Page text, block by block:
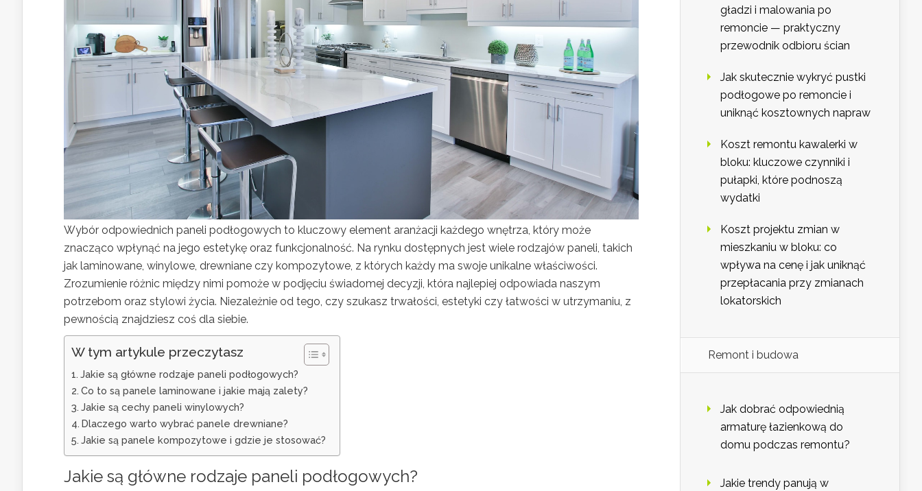
Wybór odpowiednich paneli podłogowych to kluczowy element aranżacji każdego wnętrza, który może
znacząco wpłynąć na jego estetykę oraz funkcjonalność. Na rynku dostępnych jest wiele rodzajów paneli, takich
jak laminowane, winylowe, drewniane czy kompozytowe, z których każdy ma swoje unikalne właściwości.
Zrozumienie różnic między nimi pomoże w podjęciu świadomej decyzji, która najlepiej odpowiada naszym
potrzebom oraz stylowi życia. Niezależnie od tego, czy szukasz trwałości, estetyki czy łatwości w utrzymaniu, z
pewnością znajdziesz coś dla siebie.
W tym artykule przeczytasz
Jakie są główne rodzaje paneli podłogowych?
Co to są panele laminowane i jakie mają zalety?
Jakie są cechy paneli winylowych?
Dlaczego warto wybrać panele drewniane?
Jakie są panele kompozytowe i gdzie je stosować?
Jakie są główne rodzaje paneli podłogowych?
gładzi i malowania po
remoncie — praktyczny
przewodnik odbioru ścian
Jak skutecznie wykryć pustki
podłogowe po remoncie i
uniknąć kosztownych napraw
Koszt remontu kawalerki w
bloku: kluczowe czynniki i
pułapki, które podnoszą
wydatki
Koszt projektu zmian w
mieszkaniu w bloku: co
wpływa na cenę i jak uniknąć
przepłacania przy zmianach
lokatorskich
Remont i budowa
Jak dobrać odpowiednią
armaturę łazienkową do
domu podczas remontu?
Jakie trendy panują w